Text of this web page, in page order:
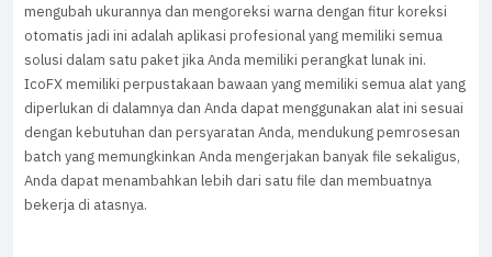
mengubah ukurannya dan mengoreksi warna dengan fitur koreksi
otomatis jadi ini adalah aplikasi profesional yang memiliki semua
solusi dalam satu paket jika Anda memiliki perangkat lunak ini.
IcoFX memiliki perpustakaan bawaan yang memiliki semua alat yang
diperlukan di dalamnya dan Anda dapat menggunakan alat ini sesuai
dengan kebutuhan dan persyaratan Anda, mendukung pemrosesan
batch yang memungkinkan Anda mengerjakan banyak file sekaligus,
Anda dapat menambahkan lebih dari satu file dan membuatnya
bekerja di atasnya.